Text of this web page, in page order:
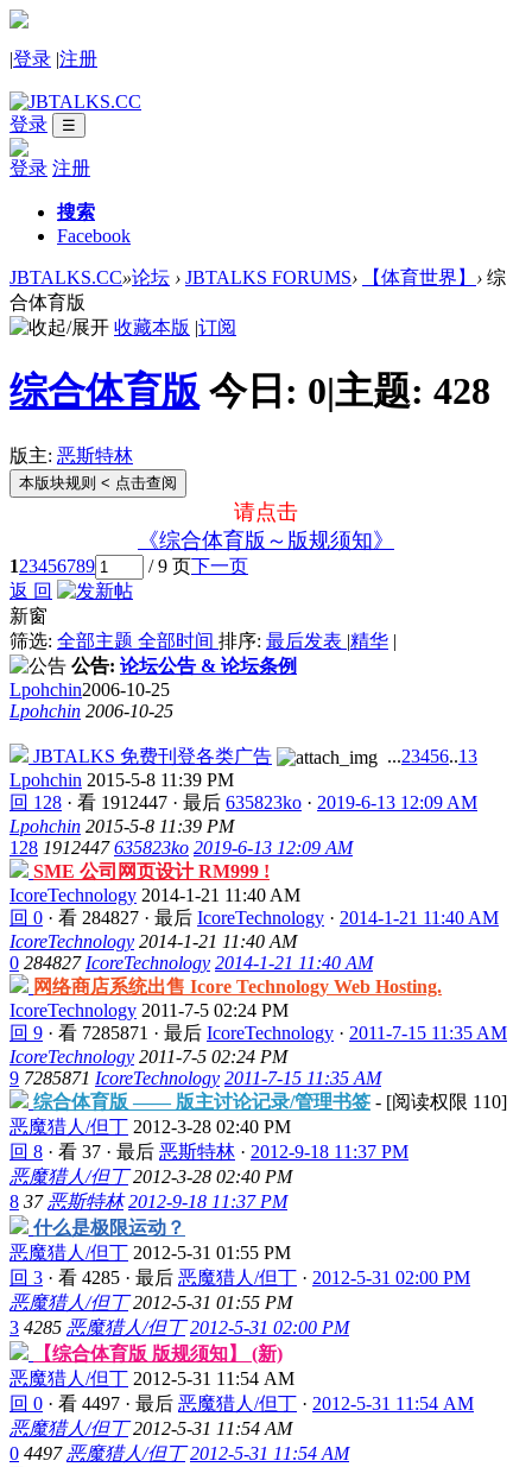
|登录 |注册
登录 ☰
登录 注册
搜索
Facebook
JBTALKS.CC»论坛 › JBTALKS FORUMS› 【体育世界】 › 综
合体育版
收藏本版 |订阅
综合体育版 今日: 0|主题: 428
版主: 恶斯特林
本版块规则 < 点击查阅
请点击
《综合体育版～版规须知》
123456789 / 9 页下一页
返 回
新窗
筛选: 全部主题 全部时间 排序: 最后发表 |精华 |
公告: 论坛公告 & 论坛条例
Lpohchin2006-10-25
Lpohchin 2006-10-25
JBTALKS 免费刊登各类广告 ...23456..13
Lpohchin 2015-5-8 11:39 PM
回 128 · 看 1912447 · 最后 635823ko · 2019-6-13 12:09 AM
Lpohchin 2015-5-8 11:39 PM
128 1912447 635823ko 2019-6-13 12:09 AM
SME 公司网页设计 RM999 !
IcoreTechnology 2014-1-21 11:40 AM
回 0 · 看 284827 · 最后 IcoreTechnology · 2014-1-21 11:40 AM
IcoreTechnology 2014-1-21 11:40 AM
0 284827 IcoreTechnology 2014-1-21 11:40 AM
网络商店系统出售 Icore Technology Web Hosting.
IcoreTechnology 2011-7-5 02:24 PM
回 9 · 看 7285871 · 最后 IcoreTechnology · 2011-7-15 11:35 AM
IcoreTechnology 2011-7-5 02:24 PM
9 7285871 IcoreTechnology 2011-7-15 11:35 AM
综合体育版 —— 版主讨论记录/管理书签 - [阅读权限 110]
恶魔猎人/但丁 2012-3-28 02:40 PM
回 8 · 看 37 · 最后 恶斯特林 · 2012-9-18 11:37 PM
恶魔猎人/但丁 2012-3-28 02:40 PM
8 37 恶斯特林 2012-9-18 11:37 PM
什么是极限运动？
恶魔猎人/但丁 2012-5-31 01:55 PM
回 3 · 看 4285 · 最后 恶魔猎人/但丁 · 2012-5-31 02:00 PM
恶魔猎人/但丁 2012-5-31 01:55 PM
3 4285 恶魔猎人/但丁 2012-5-31 02:00 PM
【综合体育版 版规须知】 (新)
恶魔猎人/但丁 2012-5-31 11:54 AM
回 0 · 看 4497 · 最后 恶魔猎人/但丁 · 2012-5-31 11:54 AM
恶魔猎人/但丁 2012-5-31 11:54 AM
0 4497 恶魔猎人/但丁 2012-5-31 11:54 AM